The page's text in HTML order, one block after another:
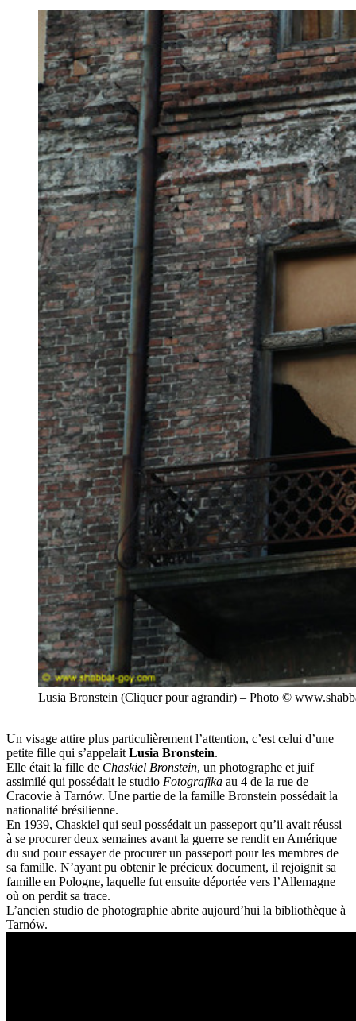
Lusia Bronstein (Cliquer pour agrandir) – Photo ©
Un visage attire plus particulièrement l’attention, c’est celui d’une
petite fille qui s’appelaitLusia Bronstein.
Elle était la fille de Chaskiel Bronstein, un photographe et juif
assimilé qui possédait le studio Fotografika au 4 de la rue de
Cracovie à Tarnów. Une partie de la famille Bronstein possédait la
nationalité brésilienne.
En 1939, Chaskiel qui seul possédait un passeport qu’il avait réussi
à se procurer deux semaines avant la guerre se rendit en Amérique
du sud pour essayer de procurer un passeport pour les membres de
sa famille. N’ayant pu obtenir le précieux document, il rejoignit sa
famille en Pologne, laquelle fut ensuite déportée vers l’Allemagne
où on perdit sa trace.
L’ancien studio de photographie abrite aujourd’hui la bibliothèque à
Tarnów.